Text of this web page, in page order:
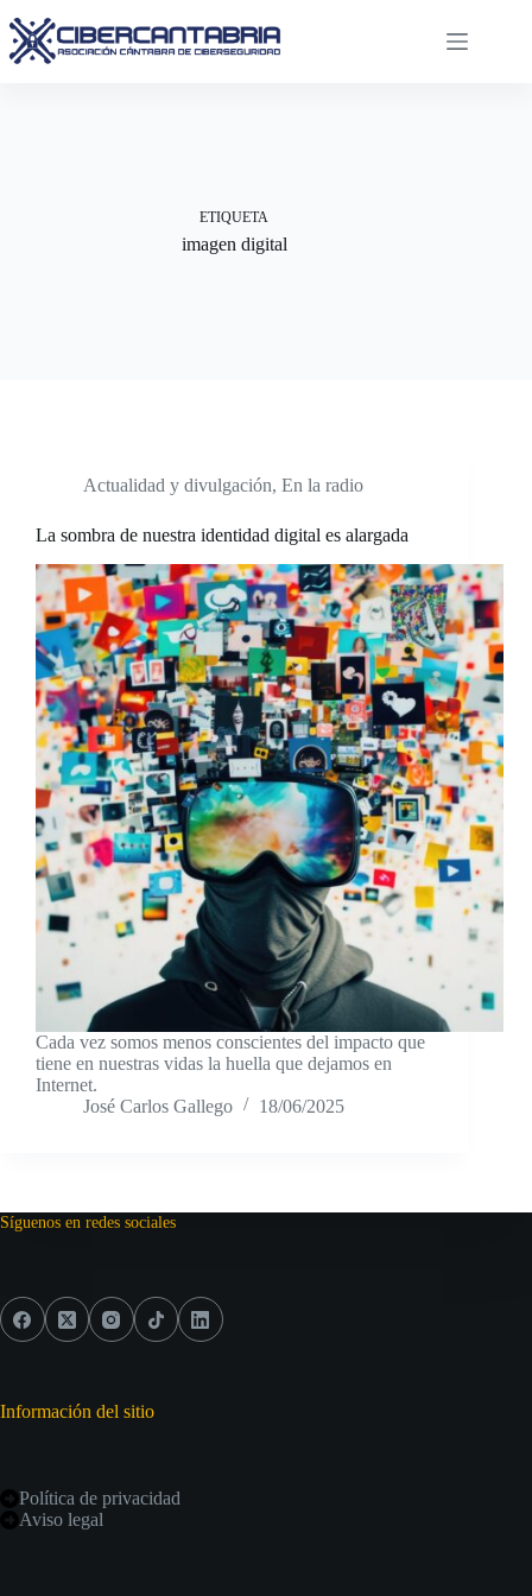
al
contenido
ETIQUETA
imagen digital
Actualidad y divulgación, En la radio
La sombra de nuestra identidad digital es alargada
Cada vez somos menos conscientes del impacto que
tiene en nuestras vidas la huella que dejamos en
Internet.
José Carlos Gallego
18/06/2025
Síguenos en redes sociales
Información del sitio
Política de privacidad
Aviso legal